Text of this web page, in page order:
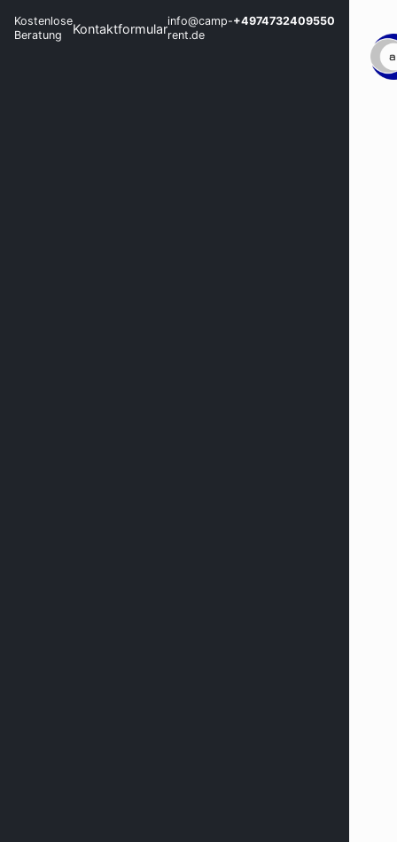
Kostenlose
Beratung
Kontaktformularinfo@camp-
rent.de
+4974732409550